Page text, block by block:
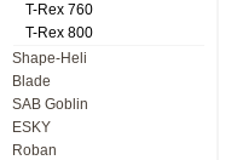
T-Rex 760
T-Rex 800
Shape-Heli
Blade
SAB Goblin
ESKY
Roban